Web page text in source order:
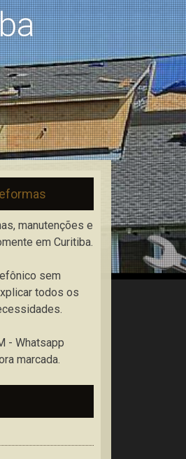
manutenções e
em Curitiba.
sem
todos os
- Whatsapp
marcada.